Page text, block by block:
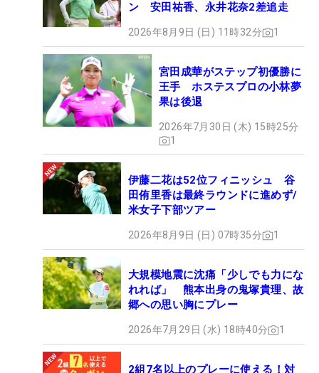
ン 安田祐香、永井花奈2差追走
2026年8月9日 (日) 11時32分 1
宮田成華がステップ初優勝に
王手 ホステスプロの小林夢
果は後退
2026年7月30日 (木) 15時25分
1
伊藤二花は52位フィニッシュ 谷
田侑里香は最終ラウンドに進めず/
米女子下部ツアー
2026年8月9日 (日) 07時35分 1
大規模地震に沈痛「少しでも力にな
れれば」 熊本出身の鬼塚貴理、故
郷への思い胸にプレー
2026年7月29日 (水) 18時40分 1
2組7名以上のプレーに使える！対